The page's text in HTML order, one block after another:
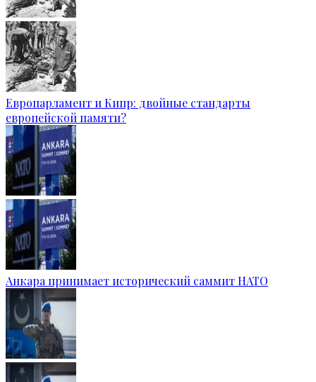
Европарламент и Кипр: двойные стандарты
европейской памяти?
Анкара принимает исторический саммит НАТО